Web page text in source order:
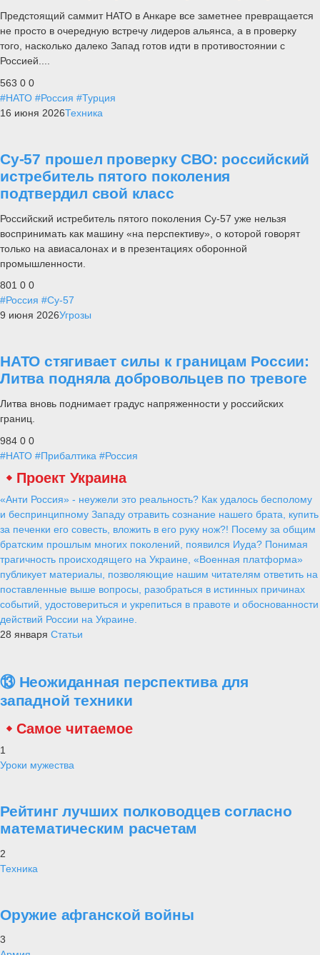
Предстоящий саммит НАТО в Анкаре все заметнее превращается
не просто в очередную встречу лидеров альянса, а в проверку
того, насколько далеко Запад готов идти в противостоянии с
Россией....
563 0 0
#НАТО #Россия #Турция
16 июня 2026Техника
Су-57 прошел проверку СВО: российский
истребитель пятого поколения
подтвердил свой класс
Российский истребитель пятого поколения Су-57 уже нельзя
воспринимать как машину «на перспективу», о которой говорят
только на авиасалонах и в презентациях оборонной
промышленности.
801 0 0
#Россия #Су-57
9 июня 2026Угрозы
НАТО стягивает силы к границам России:
Литва подняла добровольцев по тревоге
Литва вновь поднимает градус напряженности у российских
границ.
984 0 0
#НАТО #Прибалтика #Россия
Проект Украина
«Анти Россия» - неужели это реальность? Как удалось бесполому
и беспринципному Западу отравить сознание нашего брата, купить
за печенки его совесть, вложить в его руку нож?! Посему за общим
братским прошлым многих поколений, появился Иуда? Понимая
трагичность происходящего на Украине, «Военная платформа»
публикует материалы, позволяющие нашим читателям ответить на
поставленные выше вопросы, разобраться в истинных причинах
событий, удостовериться и укрепиться в правоте и обоснованности
действий России на Украине.
28 января Статьи
⑬ Неожиданная перспектива для
западной техники
Самое читаемое
1
Уроки мужества
Рейтинг лучших полководцев согласно
математическим расчетам
2
Техника
Оружие афганской войны
3